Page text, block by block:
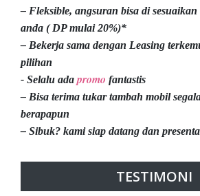
– Fleksible, angsuran bisa di sesuaikan
anda ( DP mulai 20%)*
– Bekerja sama dengan Leasing
pilihan
- Selalu ada promo fantastis
– Bisa terima tukar tambah mobil
berapapun
– Sibuk? kami siap datang dan
TESTIMONI